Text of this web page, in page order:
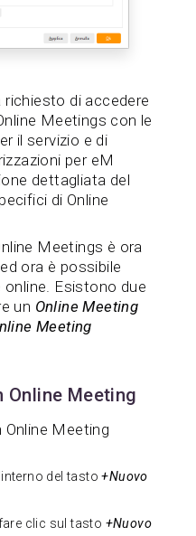
di accedere
Meetings con le
il servizio e di
per eM
dettagliata del
di Online
Meetings è ora
ora è possibile
online. Esistono due
un Online Meeting
Meeting
Online Meeting
Meeting
del tasto+Nuovo
clic sul tasto +Nuovo